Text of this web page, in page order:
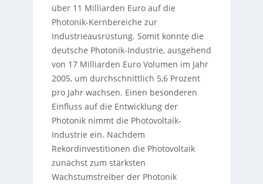
über 11 Milliarden Euro auf die
Photonik-Kernbereiche zur
Industrieausrüstung. Somit konnte die
deutsche Photonik-Industrie, ausgehend
von 17 Milliarden Euro Volumen im Jahr
2005, um durchschnittlich 5,6 Prozent
pro Jahr wachsen. Einen besonderen
Einfluss auf die Entwicklung der
Photonik nimmt die Photovoltaik-
Industrie ein. Nachdem
Rekordinvestitionen die Photovoltaik
zunächst zum stärksten
Wachstumstreiber der Photonik